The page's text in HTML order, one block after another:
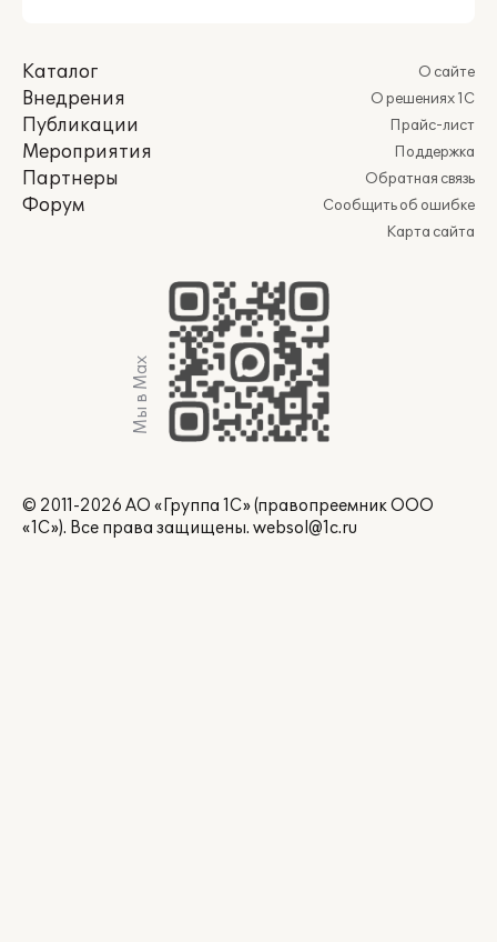
Каталог
Внедрения
Публикации
Мероприятия
Партнеры
Форум
О сайте
О решениях 1С
Прайс-лист
Поддержка
Обратная связь
Сообщить об ошибке
Карта сайта
Мы в Max
© 2011-2026 АО «Группа 1С» (правопреемник ООО
«1С»). Все права защищены. websol@1c.ru